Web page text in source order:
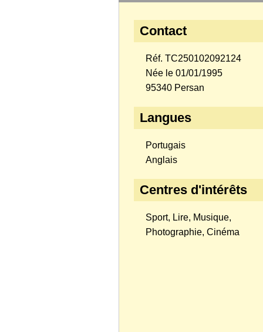
Contact
Réf. TC250102092124
Née le 01/01/1995
95340 Persan
Langues
Portugais
Anglais
Centres d'intérêts
Sport, Lire, Musique,
Photographie, Cinéma